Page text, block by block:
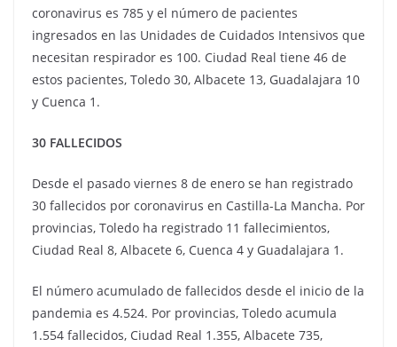
coronavirus es 785 y el número de pacientes
ingresados en las Unidades de Cuidados Intensivos que
necesitan respirador es 100. Ciudad Real tiene 46 de
estos pacientes, Toledo 30, Albacete 13, Guadalajara 10
y Cuenca 1.
30 FALLECIDOS
Desde el pasado viernes 8 de enero se han registrado
30 fallecidos por coronavirus en Castilla-La Mancha. Por
provincias, Toledo ha registrado 11 fallecimientos,
Ciudad Real 8, Albacete 6, Cuenca 4 y Guadalajara 1.
El número acumulado de fallecidos desde el inicio de la
pandemia es 4.524. Por provincias, Toledo acumula
1.554 fallecidos, Ciudad Real 1.355, Albacete 735,